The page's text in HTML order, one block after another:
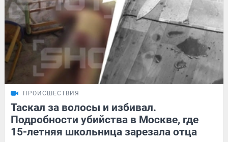
ПРОИСШЕСТВИЯ
Таскал за волосы и избивал.
Подробности убийства в Москве, где
15-летняя школьница зарезала отца